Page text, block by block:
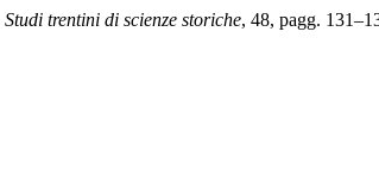
Studi trentini di scienze storiche, 48, pagg.